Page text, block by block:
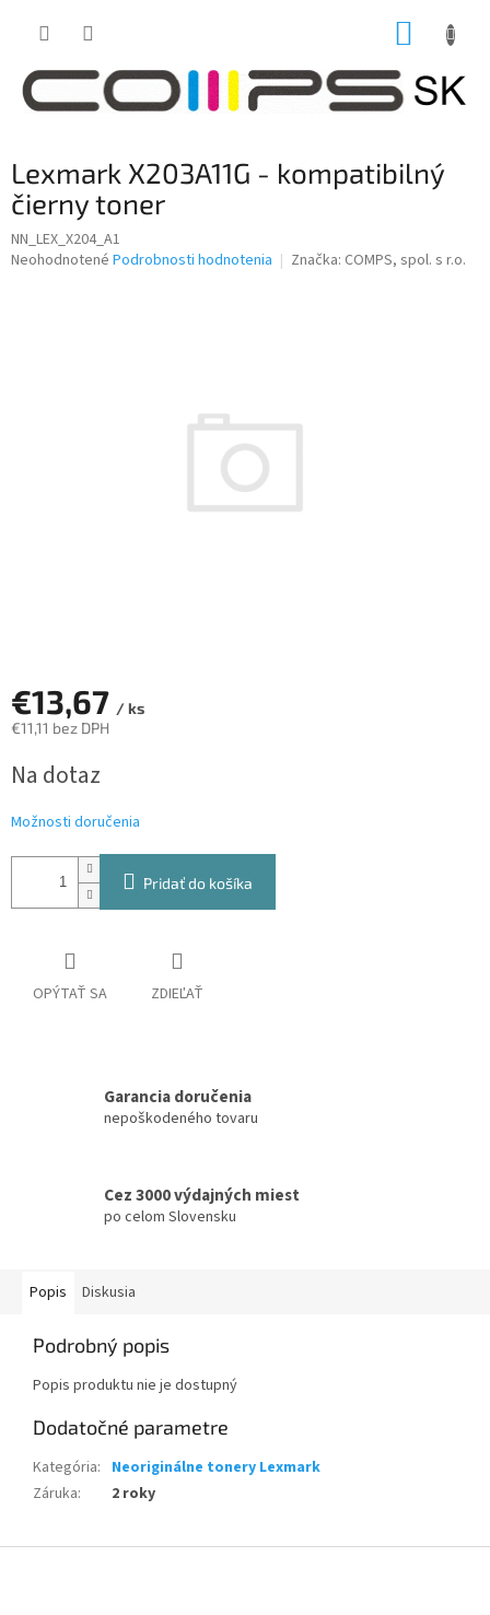
Lexmark X203A11G - kompatibilný
čierny toner
NN_LEX_X204_A1
Priemerné
Neohodnotené Podrobnosti hodnotenia Značka: COMPS, spol. s r.o.
€13,67 / ks
€11,11 bez DPH
cena:
Na dotaz
Možnosti doručenia
Pridať do košíka
OPÝTAŤ SA ZDIEĽAŤ
Garancia doručenia
nepoškodeného tovaru
Cez 3000 výdajných miest
po celom Slovensku
Popis Diskusia
Podrobný popis
Popis produktu nie je dostupný
Dodatočné parametre
Kategória: Neoriginálne tonery Lexmark
Záruka: 2 roky